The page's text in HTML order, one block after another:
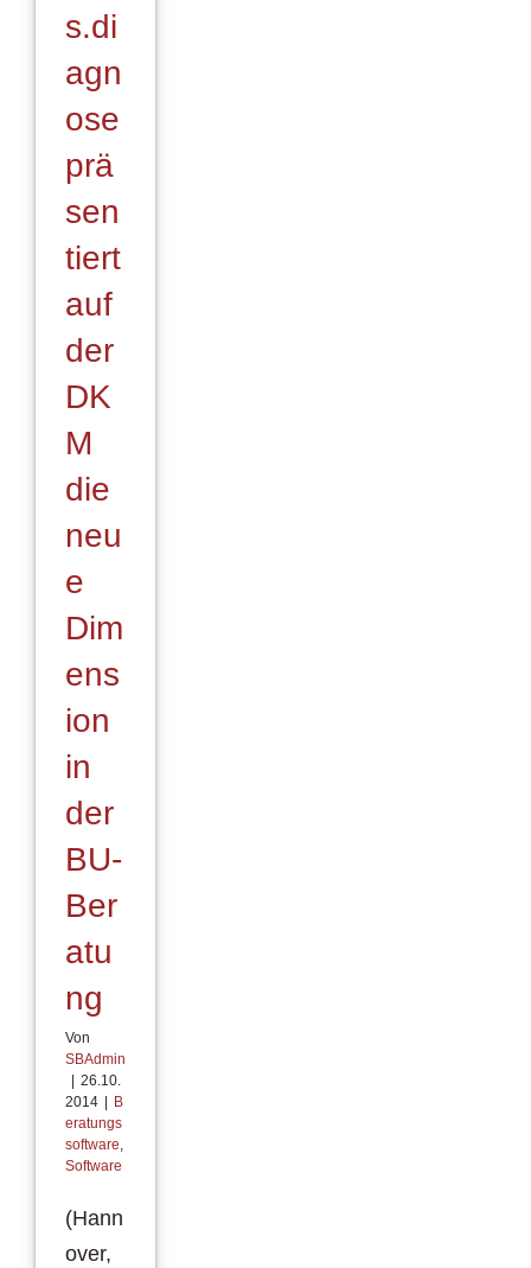
s.di
agn
ose
prä
sen
tiert
auf
der
DK
M
die
neu
e
Dim
ens
ion
in
der
BU-
Ber
atu
ng
Von
SBAdmin
26.10.
2014
B
eratungs
software,
Software
(Hann
over,